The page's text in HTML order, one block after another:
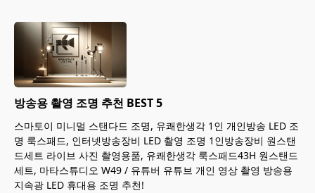
방송용 촬영 조명 추천 BEST 5
스마토이 미니멀 스탠다드 조명, 유쾌한생각 1인 개인방송 LED 조
명 룩스패드, 인터넷방송장비 LED 촬영 조명 1인방송장비 원스탠
드세트 라이브 사진 촬영용품, 유쾌한생각 룩스패드43H 원스탠드
세트, 마타스튜디오 W49 / 유튜버 유튜브 개인 영상 촬영 방송용
지속광 LED 휴대용 조명 추천!